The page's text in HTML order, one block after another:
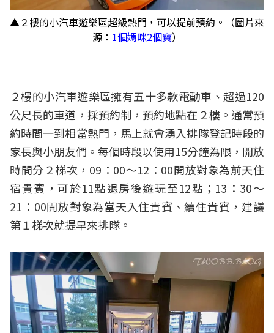
▲２樓的小汽車遊樂區超級熱門，可以提前預約。（圖片來
源： 1個媽咪2個寶）
２樓的小汽車遊樂區擁有五十多款電動車、超過120
公尺長的車道，採預約制，預約地點在２樓。通常預
約時間一到相當熱門，馬上就會湧入排隊登記時段的
家長與小朋友們。每個時段以使用15分鐘為限，開放
時間分２梯次，09：00～12：00開放對象為前天住
宿貴賓，可於11點退房後遊玩至12點；13：30～
21：00開放對象為當天入住貴賓、續住貴賓，建議
第１梯次就提早來排隊。